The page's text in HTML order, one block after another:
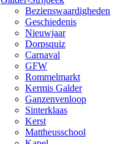
Bezienswaardigheden
Geschiedenis
Nieuwjaar
Dorpsquiz
Carnaval
GFW
Rommelmarkt
Kermis Galder
Ganzenvenloop
Sinterklaas
Kerst
Mattheusschool